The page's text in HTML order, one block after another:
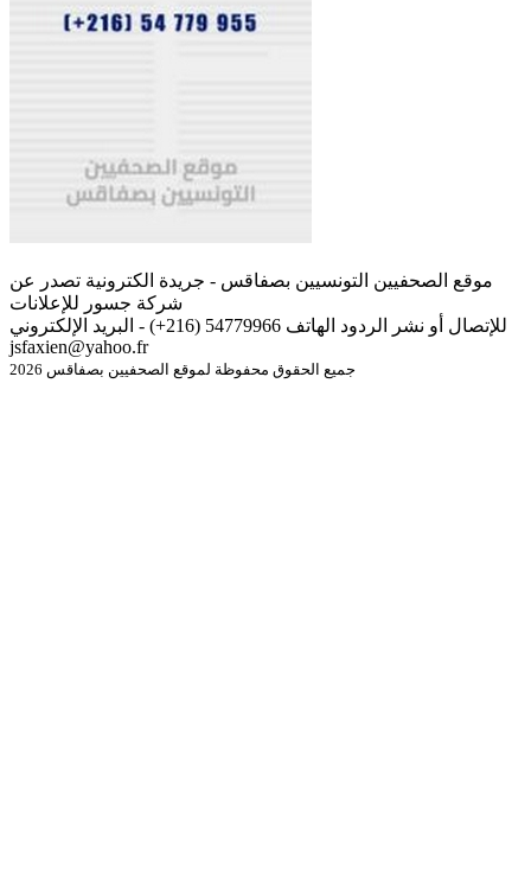
موقع الصحفيين التونسيين بصفاقس - جريدة الكترونية تصدر عن
شركة جسور للإعلانات
للإتصال أو نشر الردود الهاتف 54779966 (216+) - البريد الإلكتروني
jsfaxien@yahoo.fr
جميع الحقوق محفوظة لموقع الصحفيين بصفاقس 2026